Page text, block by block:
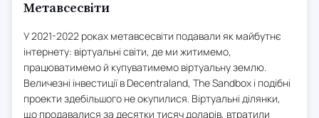
Метавсесвіти
У 2021-2022 роках метавсесвіти подавали як майбутнє
інтернету: віртуальні світи, де ми житимемо,
працюватимемо й купуватимемо віртуальну землю.
Величезні інвестиції в Decentraland, The Sandbox і подібні
проекти здебільшого не окупилися. Віртуальні ділянки,
що продавалися за десятки тисяч доларів, втратили